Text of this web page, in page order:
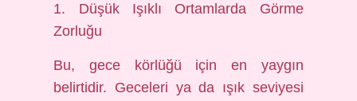
1. Düşük Işıklı Ortamlarda Görme
Zorluğu
Bu, gece körlüğü için en yaygın
belirtidir. Geceleri ya da ışık seviyesi